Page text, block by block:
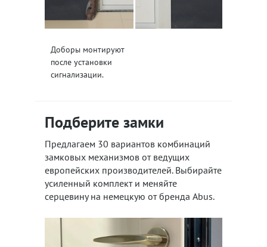
Доборы монтируют
после установки
сигнализации.
Подберите замки
Предлагаем 30 вариантов комбинаций
замковых механизмов от ведущих
европейских производителей. Выбирайте
усиленный комплект и меняйте
серцевину на немецкую от бренда Abus.